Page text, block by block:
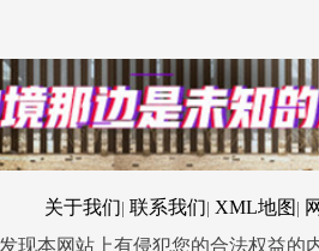
关于我们 联系我们 XML地图
现本网站上有侵犯您的合法权益的